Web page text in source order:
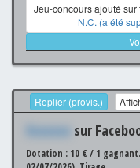
Jeu-concours ajouté sur
N.C. (a été
Replier (provis.)
Xxxxxxx sur
Dotation : 10 € / 1 gagnant.